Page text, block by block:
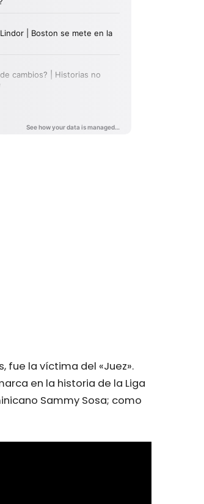
fue la víctima del «Juez».
en la historia de la Liga
Sammy Sosa; como